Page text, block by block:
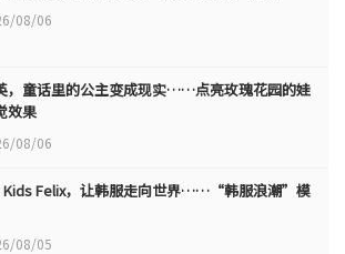
08/06
，童话里的公主变成现实……点亮玫瑰花园的娃
效果
08/06
Kids Felix，让韩服走向世界……“韩服浪潮”模
08/05